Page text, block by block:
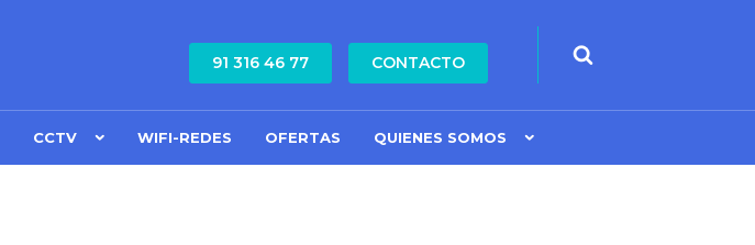
CCTV WIFI-REDES OFERTAS QUIENES SOMOS
91 316 46 77 CONTACTO